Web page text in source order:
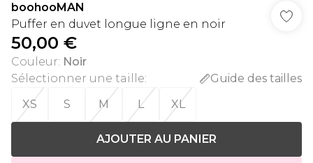
boohooMAN
Puffer en duvet longue ligne en noir
50,00 €
Couleur: Noir
Sélectionner une taille:
Guide des tailles
XS
S M L XL
AJOUTER AU PANIER